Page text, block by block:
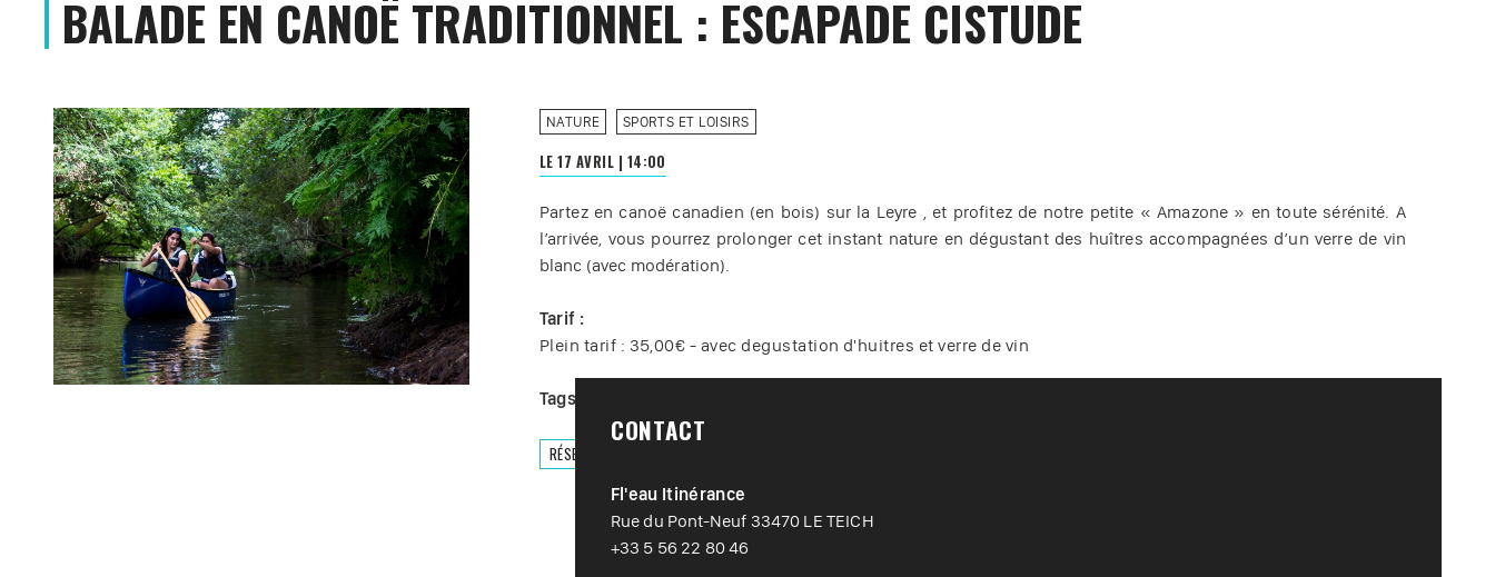
BALADE EN CANOË TRADITIONNEL : ESCAPADE CISTUDE
NATURE SPORTS ET LOISIRS
LE 17 AVRIL | 14:00
Partez en canoë canadien (en bois) sur la Leyre , et profitez de notre petite « Amazone » en toute sérénité. A
l’arrivée, vous pourrez prolonger cet instant nature en dégustant des huîtres accompagnées d’un verre de vin
blanc (avec modération).
Tarif :
Plein tarif : 35,00€ - avec degustation d'huitres et verre de vin
Tags :
RÉSERVER
CONTACT
Fl'eau Itinérance
Rue du Pont-Neuf 33470 LE TEICH
+33 5 56 22 80 46